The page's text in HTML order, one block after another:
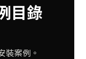
目錄
裝案例。